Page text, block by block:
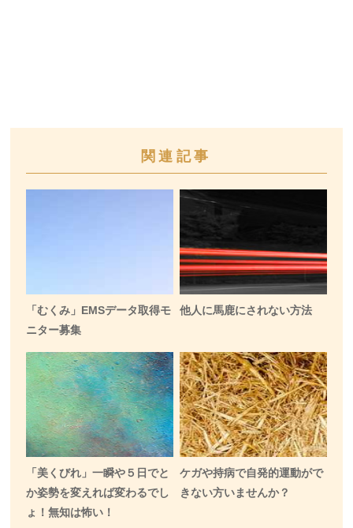
関連記事
「むくみ」EMSデータ取得モ
ニター募集
他人に馬鹿にされない方法
「美くびれ」一瞬や５日でと
か姿勢を変えれば変わるでし
ょ！無知は怖い！
ケガや持病で自発的運動がで
きない方いませんか？